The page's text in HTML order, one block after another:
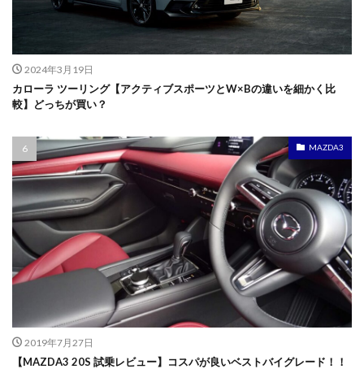
2024年3月19日
カローラ ツーリング【アクティブスポーツとW×Bの違いを細かく比
較】どっちが買い？
MAZDA3
2019年7月27日
【MAZDA3 20S 試乗レビュー】コスパが良いベストバイグレード！！